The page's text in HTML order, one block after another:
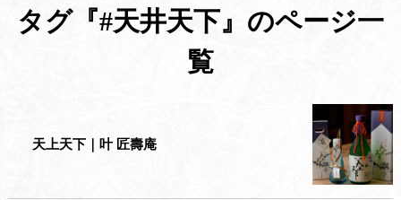
タグ『#天井天下』のページ一
覧
天上天下｜叶 匠壽庵